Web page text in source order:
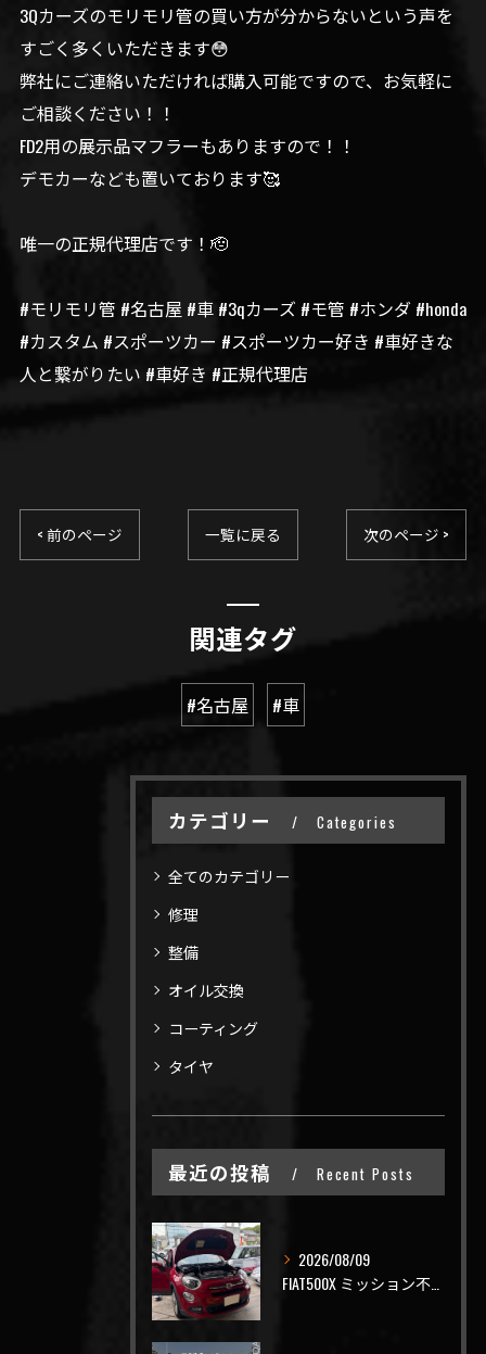
3Qカーズのモリモリ管の買い方が分からないという声を
すごく多くいただきます😳
弊社にご連絡いただければ購入可能ですので、お気軽に
ご相談ください！！
FD2用の展示品マフラーもありますので！！
デモカーなども置いております🥰
唯一の正規代理店です！🫡
#モリモリ管 #名古屋 #車 #3qカーズ #モ管 #ホンダ #honda
#カスタム #スポーツカー #スポーツカー好き #車好きな
人と繋がりたい #車好き #正規代理店
< 前のページ 一覧に戻る 次のページ >
関連タグ
#名古屋 #車
カテゴリー Categories
全てのカテゴリー
修理
整備
オイル交換
コーティング
タイヤ
最近の投稿 Recent Posts
2026/08/09